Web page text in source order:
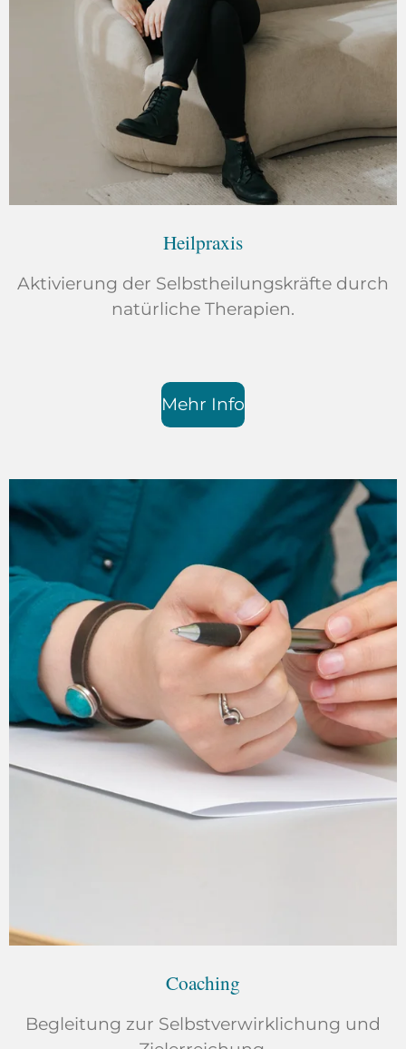
Heilpraxis
Aktivierung der Selbstheilungskräfte durch
natürliche Therapien.
Mehr Info
Coaching
Begleitung zur Selbstverwirklichung und